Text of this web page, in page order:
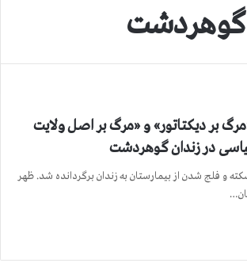
گوهردشت
بر دیکتاتور» و «مرگ بر اصل ولایت
در زندان گوهردشت
و فلج شدن از بیمارستان به زندان برگردانده شد. ظهر